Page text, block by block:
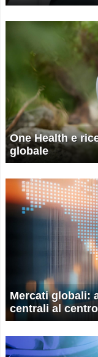
One Health e
globale
Mercati globali:
centrali al centro